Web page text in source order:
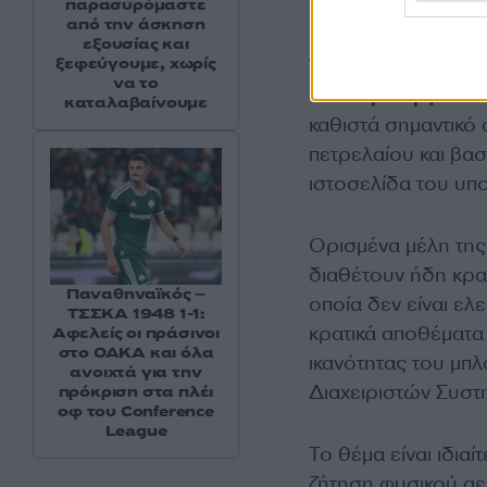
Το Στρατηγικό
απόθεμα αργού
καθιστά
πετρελαίου και
ιστοσελίδα του
Ορισμένα μέλη
διαθέτουν ήδη
οποία δεν είναι
κρατικά
ικανότητας του
Διαχειριστών
Το θέμα είναι
παρασυρόμαστε
από την άσκηση
εξουσίας και
ξεφεύγουμε, χωρίς
να το
καταλαβαίνουμε
Παναθηναϊκός –
ΤΣΣΚΑ 1948 1-1:
Αφελείς οι πράσινοι
στο ΟΑΚΑ και όλα
ανοιχτά για την
πρόκριση στα πλέι
οφ του Conference
League